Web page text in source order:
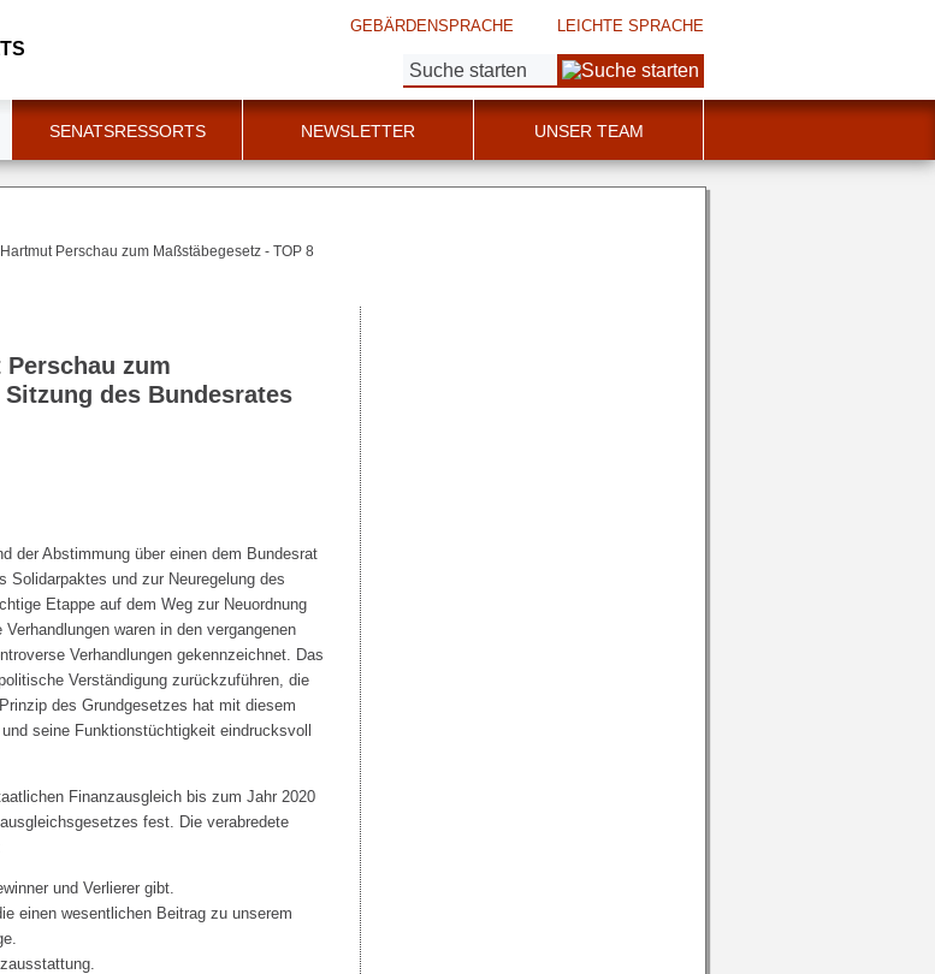
GEBÄRDENSPRACHE LEICHTE SPRACHE
Suche:
SENATSRESSORTS NEWSLETTER UNSER TEAM
Perschau zum Maßstäbegesetz - TOP 8
zum
Sitzung des Bundesrates
der Abstimmung über einen dem Bundesrat
Solidarpaktes und zur Neuregelung des
Etappe auf dem Weg zur Neuordnung
waren in den vergangenen
Verhandlungen gekennzeichnet. Das
Verständigung zurückzuführen, die
des Grundgesetzes hat mit diesem
seine Funktionstüchtigkeit eindrucksvoll
Finanzausgleich bis zum Jahr 2020
fest. Die verabredete
und Verlierer gibt.
einen wesentlichen Beitrag zu unserem